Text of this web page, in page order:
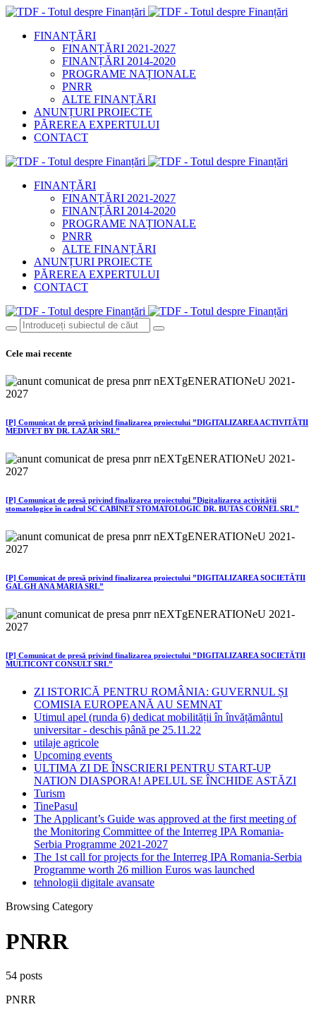
FINANȚĂRI
FINANȚĂRI 2021-2027
FINANȚĂRI 2014-2020
PROGRAME NAȚIONALE
PNRR
ALTE FINANȚĂRI
ANUNȚURI PROIECTE
PĂREREA EXPERTULUI
CONTACT
FINANȚĂRI
FINANȚĂRI 2021-2027
FINANȚĂRI 2014-2020
PROGRAME NAȚIONALE
PNRR
ALTE FINANȚĂRI
ANUNȚURI PROIECTE
PĂREREA EXPERTULUI
CONTACT
Cele mai recente
[P] Comunicat de presă privind finalizarea proiectului ”DIGITALIZAREA ACTIVITĂȚII
MEDIVET BY DR. LAZĂR SRL”
[P] Comunicat de presă privind finalizarea proiectului ”Digitalizarea activității
stomatologice în cadrul SC CABINET STOMATOLOGIC DR. BUTAS CORNEL SRL”
[P] Comunicat de presă privind finalizarea proiectului ”DIGITALIZAREA SOCIETĂȚII
GAL GH ANA MARIA SRL”
[P] Comunicat de presă privind finalizarea proiectului ”DIGITALIZAREA SOCIETĂȚII
MULTICONT CONSULT SRL”
ZI ISTORICĂ PENTRU ROMÂNIA: GUVERNUL ȘI
COMISIA EUROPEANĂ AU SEMNAT
Utimul apel (runda 6) dedicat mobilității în învățământul
universitar - deschis până pe 25.11.22
utilaje agricole
Upcoming events
ULTIMA ZI DE ÎNSCRIERI PENTRU START-UP
NATION DIASPORA! APELUL SE ÎNCHIDE ASTĂZI
Turism
TinePasul
The Applicant’s Guide was approved at the first meeting of
the Monitoring Committee of the Interreg IPA Romania-
Serbia Programme 2021-2027
The 1st call for projects for the Interreg IPA Romania-Serbia
Programme worth 26 million Euros was launched
tehnologii digitale avansate
Browsing Category
PNRR
54 posts
PNRR